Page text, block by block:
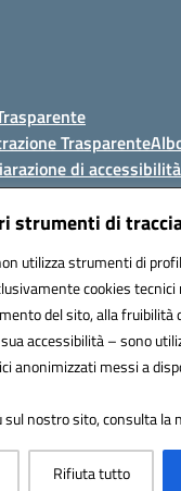
strumenti di
utilizza strumenti di
cookies tecnici
del sito, alla fruibilità
accessibilità – sono
anonimizzati messi a
sul nostro sito, consulta la
Rifiuta tutto
Trasparente
di accessibilità
5 - 80059, Torre del
- Fax +39 0818834377 -
- PEC:
& Powered by 3D
& Design by